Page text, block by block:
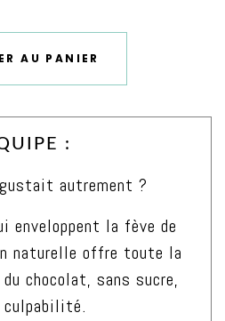
AU PANIER
:
autrement ?
enveloppent la fève de
naturelle offre toute la
chocolat, sans sucre,